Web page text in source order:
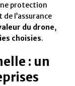
protection
de l’assurance
du drone,
choisies.
: un